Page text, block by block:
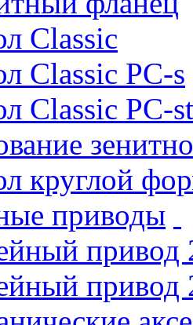
Classic
Classic PC-s
Classic PC-st
круглой
приводы
привод
привод